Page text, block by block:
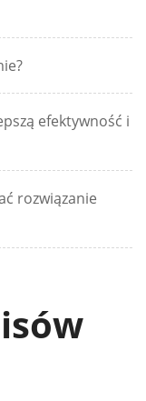
efektywność i
rozwiązanie